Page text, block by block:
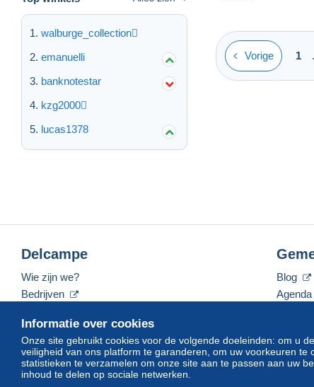
walburge_collection
emanuelli
banknotestar
kzg2000
lucas1378
Vorige 1
Informatie over cookies
Onze site gebruikt cookies voor de volgende doeleinden: om u
veiligheid van ons platform te garanderen, om uw voorkeuren
statistieken te verzamelen om onze site aan te passen aan uw
inhoud te delen op sociale netwerken.
Delcampe
Wie zijn we?
Bedrijven
Neem contact met ons op
Blog
Agenda